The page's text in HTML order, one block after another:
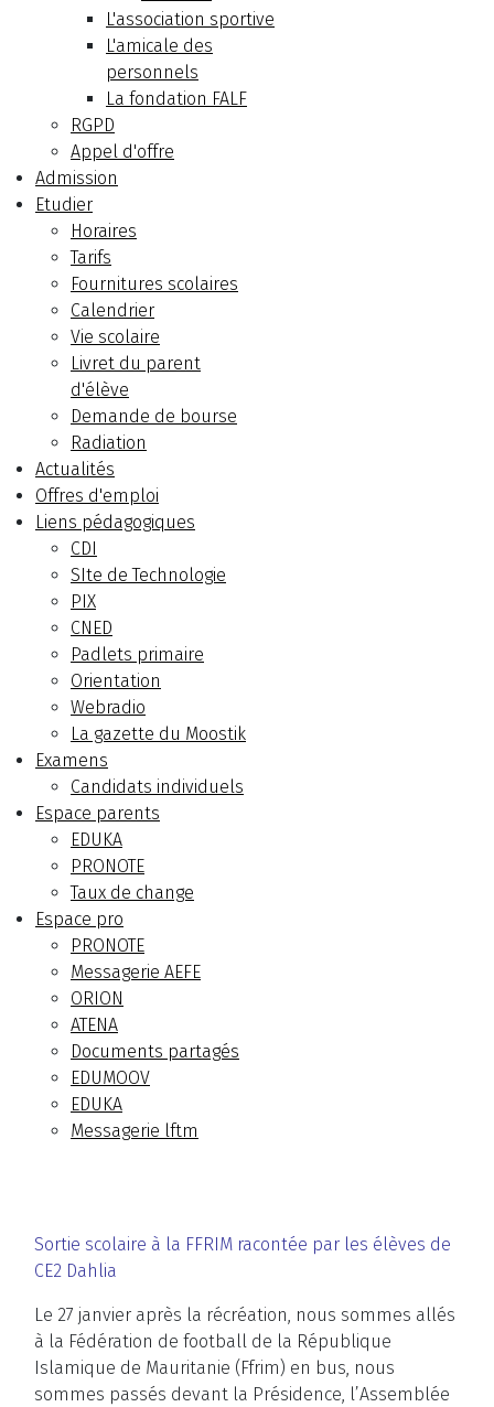
L'association sportive
L'amicale des
personnels
La fondation FALF
RGPD
Appel d'offre
Admission
Etudier
Horaires
Tarifs
Fournitures scolaires
Calendrier
Vie scolaire
Livret du parent
d'élève
Demande de bourse
Radiation
Actualités
Offres d'emploi
Liens pédagogiques
CDI
SIte de Technologie
PIX
CNED
Padlets primaire
Orientation
Webradio
La gazette du Moostik
Examens
Candidats individuels
Espace parents
EDUKA
PRONOTE
Taux de change
Espace pro
PRONOTE
Messagerie AEFE
ORION
ATENA
Documents partagés
EDUMOOV
EDUKA
Messagerie lftm
Sortie scolaire à la FFRIM racontée par les élèves de
CE2 Dahlia
Le 27 janvier après la récréation, nous sommes allés
à la Fédération de football de la République
Islamique de Mauritanie (Ffrim) en bus, nous
sommes passés devant la Présidence, l’Assemblée